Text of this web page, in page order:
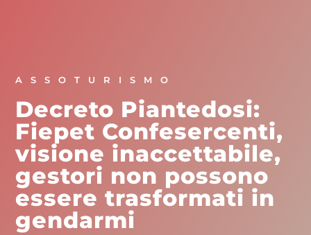
ASSOTURISMO
Decreto Piantedosi:
Fiepet Confesercenti,
visione inaccettabile,
gestori non possono
essere trasformati in
gendarmi